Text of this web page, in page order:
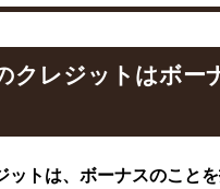
クレジットはボー
ットは、ボーナスのこと